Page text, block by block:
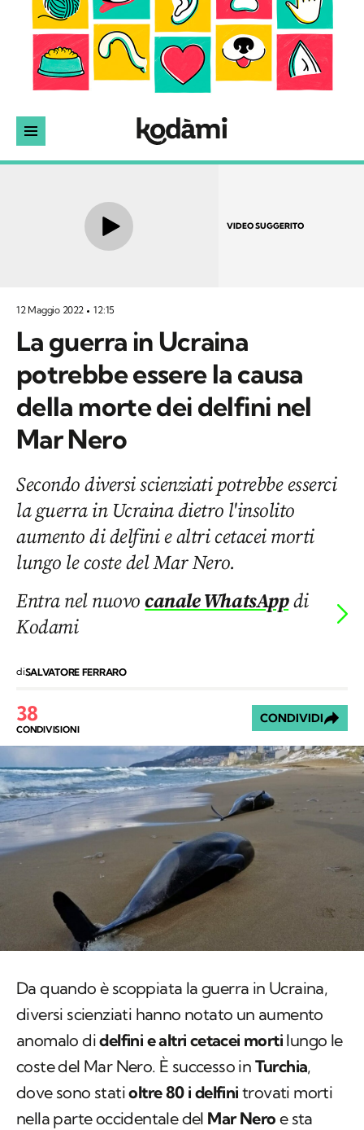
VIDEO SUGGERITO
12 Maggio 2022 12:15
La guerra in Ucraina
potrebbe essere la causa
della morte dei delfini nel
Mar Nero
Secondo diversi scienziati potrebbe esserci
la guerra in Ucraina dietro l'insolito
aumento di delfini e altri cetacei morti
lungo le coste del Mar Nero.
Entra nel nuovocanale WhatsAppdi
Kodami
diSALVATORE FERRARO
38
CONDIVISIONI
CONDIVIDI
Da quando è scoppiata la guerra in Ucraina,
diversi scienziati hanno notato un aumento
anomalo didelfini e altri cetacei morti lungo le
coste del Mar Nero. È successo in Turchia,
dove sono statioltre 80 i delfini trovati morti
nella parte occidentale del Mar Nero e sta